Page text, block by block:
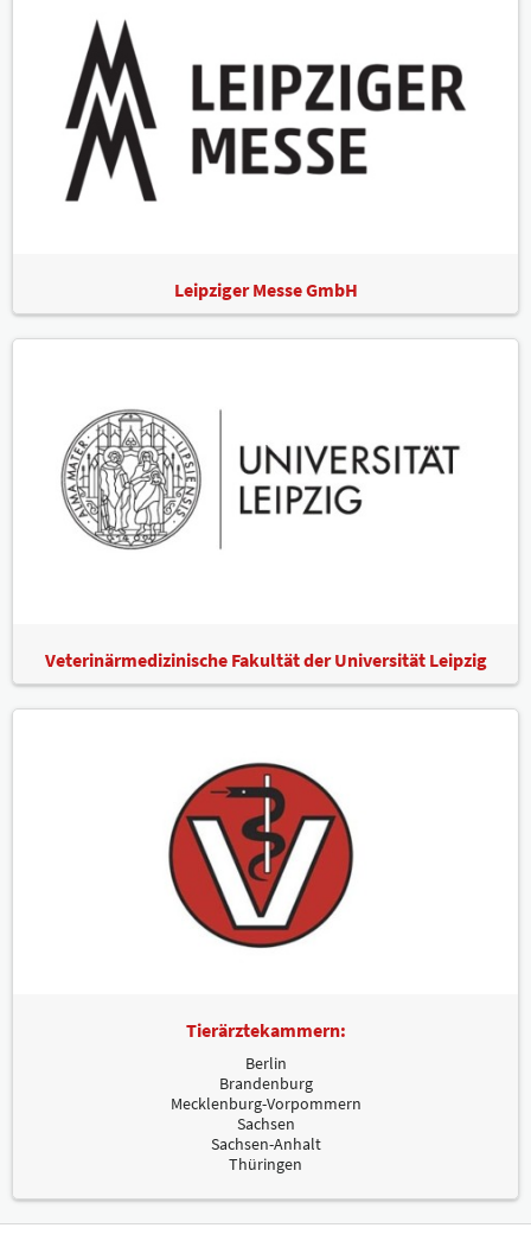
Leipziger Messe GmbH
Veterinärmedizinische Fakultät der Universität Leipzig
Tierärztekammern:
Berlin
Brandenburg
Mecklenburg-Vorpommern
Sachsen
Sachsen-Anhalt
Thüringen